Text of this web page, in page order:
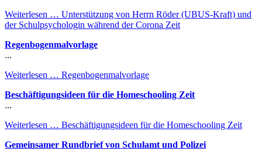
Weiterlesen … Unterstützung von Herrn Röder (UBUS-Kraft) und
der Schulpsychologin während der Corona Zeit
Regenbogenmalvorlage
...
Weiterlesen … Regenbogenmalvorlage
Beschäftigungsideen für die Homeschooling Zeit
...
Weiterlesen … Beschäftigungsideen für die Homeschooling Zeit
Gemeinsamer Rundbrief von Schulamt und Polizei